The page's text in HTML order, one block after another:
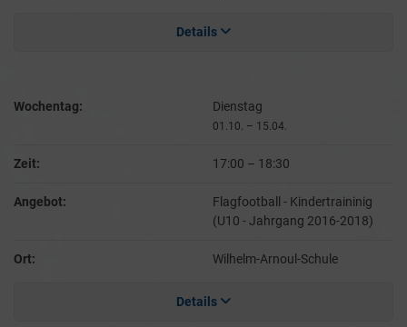
Details
Wochentag: Dienstag
01.10. – 15.04.
Zeit: 17:00 – 18:30
Angebot:
Flagfootball - Kindertraininig
(U10 - Jahrgang 2016-2018)
Ort: Wilhelm-Arnoul-Schule
Details